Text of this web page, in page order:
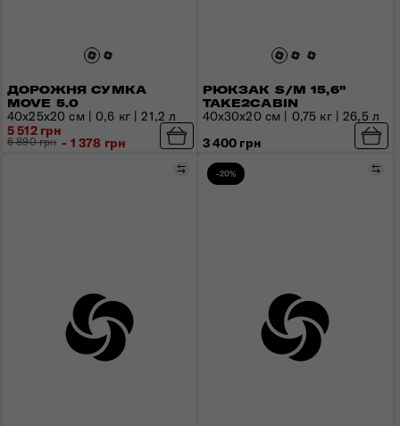
ДОРОЖНЯ СУМКА
MOVE 5.0
40х25х20 см | 0,6 кг | 21,2 л
5 512 грн
6 890 грн - 1 378 грн
РЮКЗАК S/M 15,6"
TAKE2CABIN
40x30x20 см | 0,75 кг | 26,5 л
3 400 грн
Порівняти
-20%